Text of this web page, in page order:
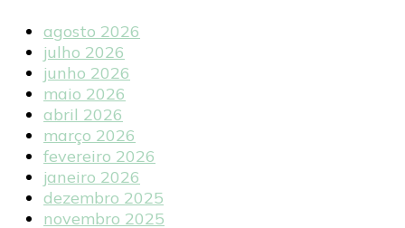
agosto 2026
julho 2026
junho 2026
maio 2026
abril 2026
março 2026
fevereiro 2026
janeiro 2026
dezembro 2025
novembro 2025